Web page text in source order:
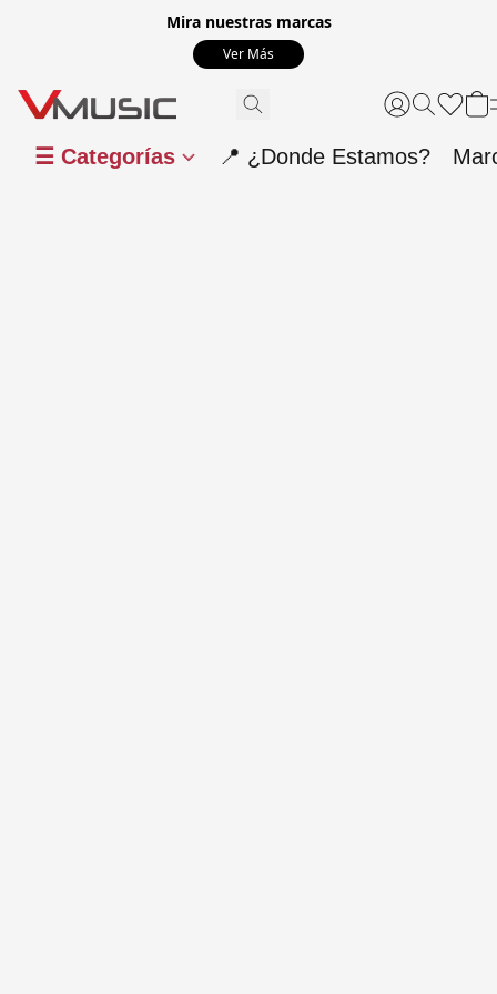
Mira nuestras marcas
Ver Más
☰ Categorías 📍 ¿Donde Estamos?